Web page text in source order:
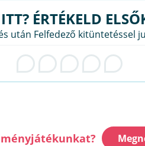
ÉRTÉKELD
után Felfedező kitüntetéssel